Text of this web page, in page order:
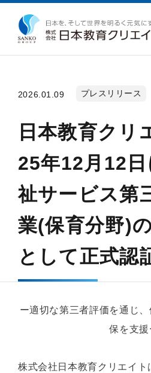
2026.01.09 プレスリリース
日本教育クリ
25年12月12
祉サービス第
業(保育分野)
として正式認
ー適切な第三者評価を通じ
保を支援
株式会社日本教育クリエイト